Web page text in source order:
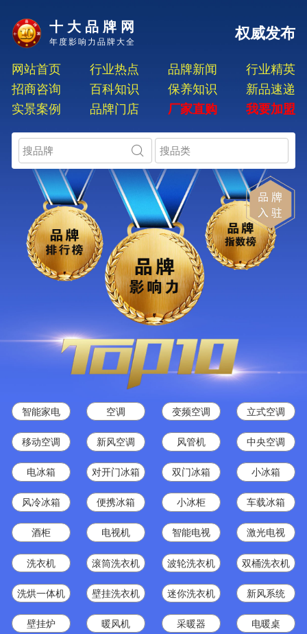
十大品牌网
年度影响力品牌大全
权威发布
网站首页 行业热点 品牌新闻
行业精英
招商咨询
百科知识 保养知识
新品速递
实景案例
品牌门店 厂家直购 我要加盟
智能家电 空调 变频空调 立式空调
移动空调 新风空调 风管机 中央空调
电冰箱 对开门冰箱 双门冰箱 小冰箱
风冷冰箱 便携冰箱 小冰柜 车载冰箱
酒柜 电视机 智能电视 激光电视
洗衣机 滚筒洗衣机 波轮洗衣机 双桶洗衣机
洗烘一体机 壁挂洗衣机 迷你洗衣机 新风系统
壁挂炉 暖风机 采暖器 电暖桌